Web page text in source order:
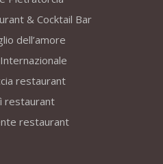
& Cocktail Bar
dell’amore
restaurant
restaurant
restaurant